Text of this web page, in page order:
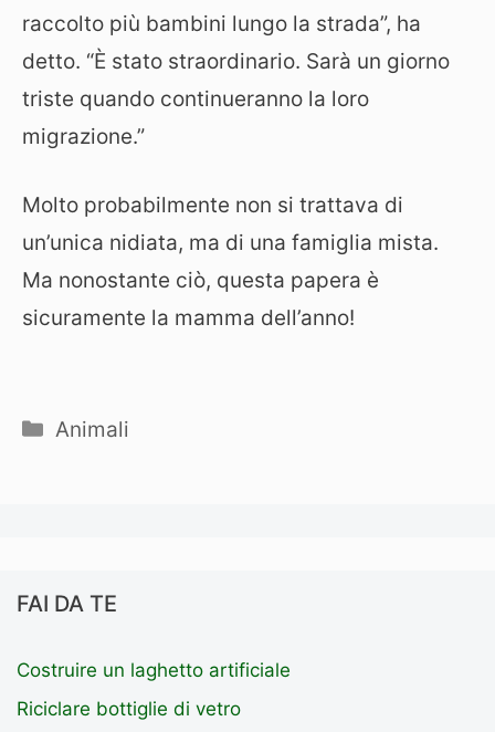
raccolto più bambini lungo la strada”, ha
detto. “È stato straordinario. Sarà un giorno
triste quando continueranno la loro
migrazione.”
Molto probabilmente non si trattava di
un’unica nidiata, ma di una famiglia mista.
Ma nonostante ciò, questa papera è
sicuramente la mamma dell’anno!
Categorie
Animali
FAI DA TE
Costruire un laghetto artificiale
Riciclare bottiglie di vetro